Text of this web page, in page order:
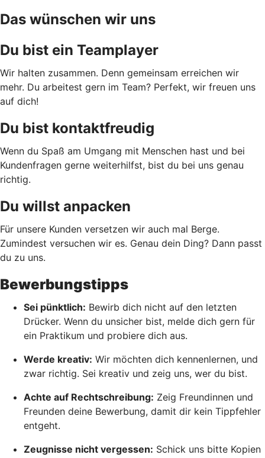
Das wünschen wir uns
Du bist ein Teamplayer
Wir halten zusammen. Denn gemeinsam erreichen wir
mehr. Du arbeitest gern im Team? Perfekt, wir freuen uns
auf dich!
Du bist kontaktfreudig
Wenn du Spaß am Umgang mit Menschen hast und bei
Kundenfragen gerne weiterhilfst, bist du bei uns genau
richtig.
Du willst anpacken
Für unsere Kunden versetzen wir auch mal Berge.
Zumindest versuchen wir es. Genau dein Ding? Dann passt
du zu uns.
Bewerbungstipps
Sei pünktlich: Bewirb dich nicht auf den letzten
Drücker. Wenn du unsicher bist, melde dich gern für
ein Praktikum und probiere dich aus.
Werde kreativ: Wir möchten dich kennenlernen, und
zwar richtig. Sei kreativ und zeig uns, wer du bist.
Achte auf Rechtschreibung: Zeig Freundinnen und
Freunden deine Bewerbung, damit dir kein Tippfehler
entgeht.
Zeugnisse nicht vergessen: Schick uns bitte Kopien